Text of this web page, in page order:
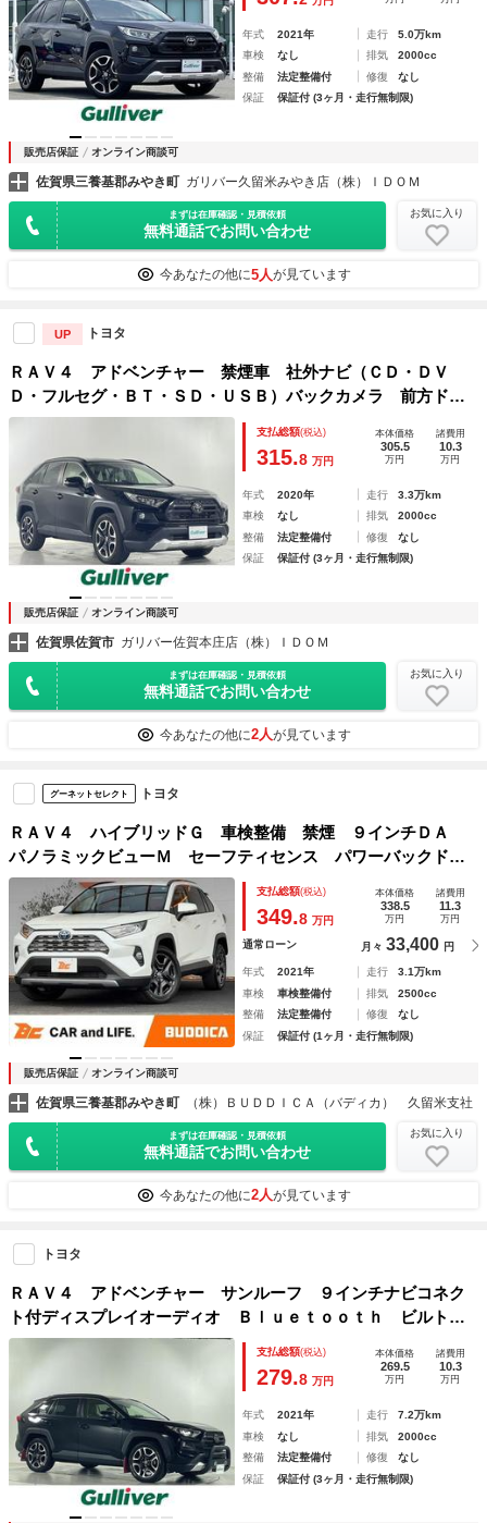
年式 2021年 走行
5.0万km
車検
なし 排気
2000cc
整備
法定整備付 修復
なし
保証
保証付 (3ヶ月・走行無制限)
販売店保証 オンライン商談可
佐賀県三養基郡みやき町 ガリバー久留米みやき店（株）ＩＤＯＭ
まずは在庫確認・見積依頼
無料通話でお問い合わせ
お気に入り
今あなたの他に5人が見ています
UP トヨタ
ＲＡＶ４ アドベンチャー 禁煙車 社外ナビ（ＣＤ・ＤＶ
Ｄ・フルセグ・ＢＴ・ＳＤ・ＵＳＢ）バックカメラ 前方ドラ
イブレコーダー ＥＴＣ クリアランスソナー トヨタセーフ
ティーセンス（プリクラッシュセーフティ・ロードサインアシ
スト
支払総額(税込)
315.8 万円
本体価格
305.5
万円
諸費用
10.3
万円
年式 2020年 走行
3.3万km
車検
なし 排気
2000cc
整備
法定整備付 修復
なし
保証
保証付 (3ヶ月・走行無制限)
販売店保証 オンライン商談可
佐賀県佐賀市 ガリバー佐賀本庄店（株）ＩＤＯＭ
まずは在庫確認・見積依頼
無料通話でお問い合わせ
お気に入り
今あなたの他に2人が見ています
グーネットセレクト トヨタ
ＲＡＶ４ ハイブリッドＧ 車検整備 禁煙 ９インチＤＡ
パノラミックビューＭ セーフティセンス パワーバックド
ア ＬＥＤヘッド スマートキー クリアランスソナー ステ
アヒーター 黒合皮シート パワーシート 快適温熱シート
支払総額(税込)
349.8 万円
本体価格
338.5
万円
諸費用
11.3
万円
通常ローン 月々 33,400 円
年式 2021年 走行
3.1万km
車検
車検整備付 排気
2500cc
整備
法定整備付 修復
なし
保証
保証付 (1ヶ月・走行無制限)
販売店保証 オンライン商談可
佐賀県三養基郡みやき町 （株）ＢＵＤＤＩＣＡ（バディカ） 久留米支社
まずは在庫確認・見積依頼
無料通話でお問い合わせ
お気に入り
今あなたの他に2人が見ています
トヨタ
ＲＡＶ４ アドベンチャー サンルーフ ９インチナビコネク
ト付ディスプレイオーディオ Ｂｌｕｅｔｏｏｔｈ ビルトイ
ンＥＴＣ 純正１９インチアルミホイール レーダークルーズ
コントロール ブラインドスポットモニター コーナーセンサ
支払総額(税込)
279.8 万円
本体価格
269.5
万円
諸費用
10.3
万円
年式 2021年 走行
7.2万km
車検
なし 排気
2000cc
整備
法定整備付 修復
なし
保証
保証付 (3ヶ月・走行無制限)